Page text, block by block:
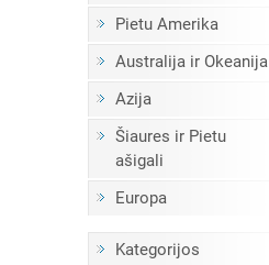
Pietu Amerika
Australija ir Okeanija
Azija
Šiaures ir Pietu
ašigali
Europa
Kategorijos